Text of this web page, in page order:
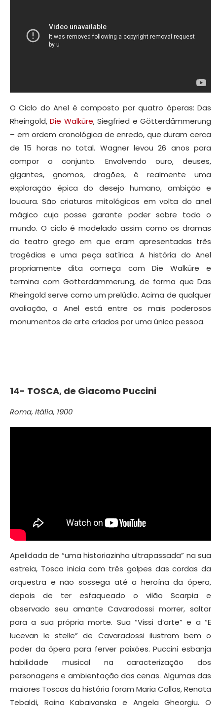
O Ciclo do Anel é composto por quatro óperas: Das
Rheingold,Die Walküre, Siegfried e Götterdämmerung
– em ordem cronológica de enredo, que duram cerca
de 15 horas no total. Wagner levou 26 anos para
compor o conjunto. Envolvendo ouro, deuses,
gigantes, gnomos, dragões, é realmente uma
exploração épica do desejo humano, ambição e
loucura. São criaturas mitológicas em volta do anel
mágico cuja posse garante poder sobre todo o
mundo. O ciclo é modelado assim como os dramas
do teatro grego em que eram apresentadas três
tragédias e uma peça satírica. A história do Anel
propriamente dita começa com Die Walküre e
termina com Götterdämmerung, de forma que Das
Rheingold serve como um prelúdio. Acima de qualquer
avaliação, o Anel está entre os mais poderosos
monumentos de arte criados por uma única pessoa.
14- TOSCA, de Giacomo Puccini
Roma, Itália, 1900
Apelidada de “uma historiazinha ultrapassada” na sua
estreia, Tosca inicia com três golpes das cordas da
orquestra e não sossega até a heroína da ópera,
depois de ter esfaqueado o vilão Scarpia e
observado seu amante Cavaradossi morrer, saltar
para a sua própria morte. Sua “Vissi d’arte” e a “E
lucevan le stelle” de Cavaradossi ilustram bem o
poder da ópera para ferver paixões. Puccini esbanja
habilidade musical na caracterização dos
personagens e ambientação das cenas. Algumas das
maiores Toscas da história foram Maria Callas, Renata
Tebaldi, Raina Kabaivanska e Angela Gheorgiu. O